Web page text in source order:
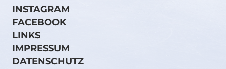
INSTAGRAM
FACEBOOK
LINKS
IMPRESSUM
DATENSCHUTZ